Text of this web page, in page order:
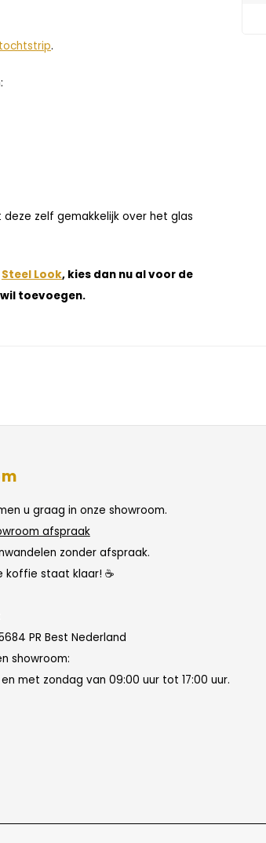
.
zelf gemakkelijk over het glas
Steel Look, kies dan nu al voor de
wil toevoegen.
u graag in onze showroom.
afspraak
zonder afspraak.
koffie staat klaar! ☕
PR Best Nederland
showroom:
met zondag van 09:00 uur tot 17:00 uur.